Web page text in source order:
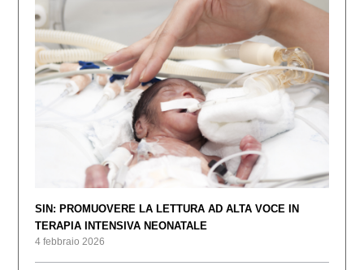
SIN: PROMUOVERE LA LETTURA AD ALTA VOCE IN
TERAPIA INTENSIVA NEONATALE
4 febbraio 2026